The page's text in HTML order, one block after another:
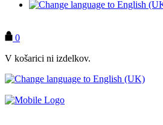
0
V košarici ni izdelkov.